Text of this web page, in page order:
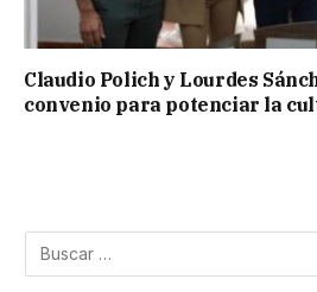
Claudio Polich y Lourdes
convenio para potenciar la